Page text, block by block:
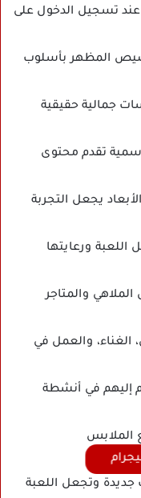
تسجيل الدخول على
المظهر بأسلوب
جمالية حقيقية
تقدم محتوى
يجعل التجربة
اللعبة ورعايتها
والمتاجر
والعمل في
إليهم في أنشطة
الملابس
وتجعل اللعبة